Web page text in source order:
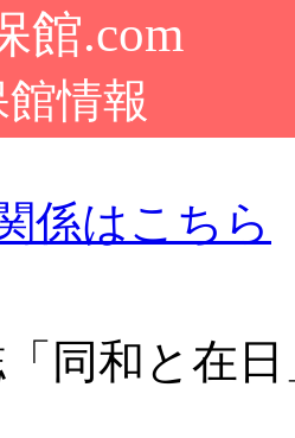
館.com
情報
係はこちら
同和と在